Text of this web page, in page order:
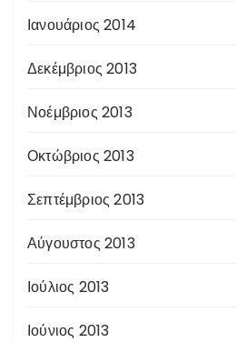
Ιανουάριος 2014
Δεκέμβριος 2013
Νοέμβριος 2013
Οκτώβριος 2013
Σεπτέμβριος 2013
Αύγουστος 2013
Ιούλιος 2013
Ιούνιος 2013